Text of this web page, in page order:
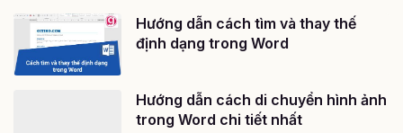
Hướng dẫn cách tìm và thay thế
định dạng trong Word
Hướng dẫn cách di chuyển hình ảnh
trong Word chi tiết nhất